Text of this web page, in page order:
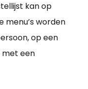
kan op
menu’s worden
op een
met een